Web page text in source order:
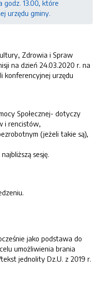
godz. 13.00, które
urzędu gminy.
Zdrowia i Spraw
na dzień 24.03.2020 r. na
konferencyjnej urzędu
Społecznej- dotyczy
i rencistów,
(jeżeli takie są),
sesję.
posiedzeniu.
jako podstawa do
umożliwienia brania
jednolity Dz.U. z 2019 r.